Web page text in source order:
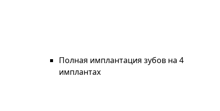
Полная имплантация зубов на 4
имплантах